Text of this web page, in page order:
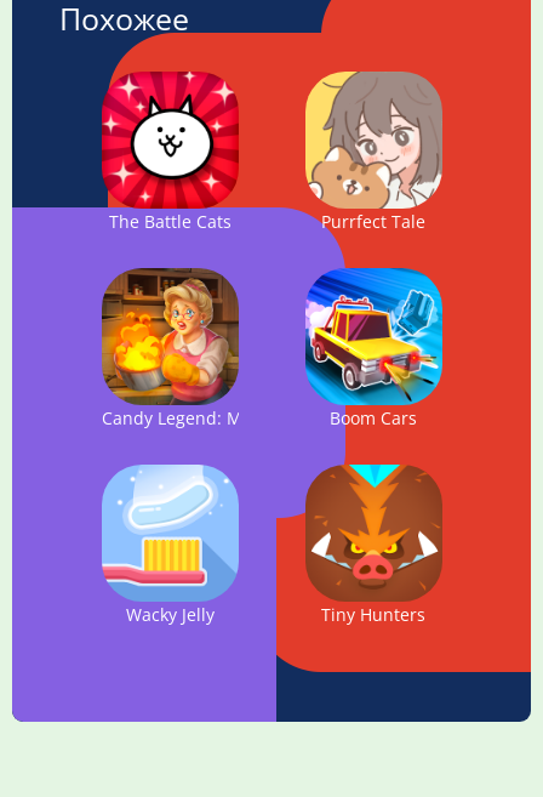
Похожее
The Battle Cats Purrfect Tale
Candy Legend: Manor DesignBoom Cars
Wacky Jelly Tiny Hunters